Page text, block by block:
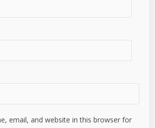
email, and website in this browser for